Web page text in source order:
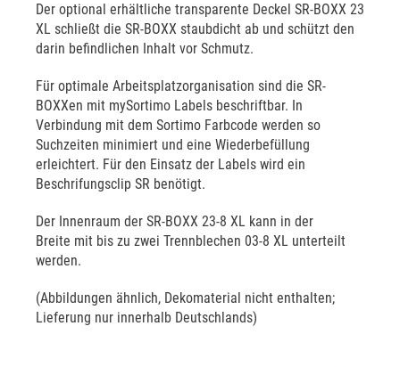
Der optional erhältliche transparente Deckel SR-BOXX 23
XL schließt die SR-BOXX staubdicht ab und schützt den
darin befindlichen Inhalt vor Schmutz.
Für optimale Arbeitsplatzorganisation sind die SR-
BOXXen mit mySortimo Labels beschriftbar. In
Verbindung mit dem Sortimo Farbcode werden so
Suchzeiten minimiert und eine Wiederbefüllung
erleichtert. Für den Einsatz der Labels wird ein
Beschrifungsclip SR benötigt.
Der Innenraum der SR-BOXX 23-8 XL kann in der
Breite mit bis zu zwei Trennblechen 03-8 XL unterteilt
werden.
(Abbildungen ähnlich, Dekomaterial nicht enthalten;
Lieferung nur innerhalb Deutschlands)